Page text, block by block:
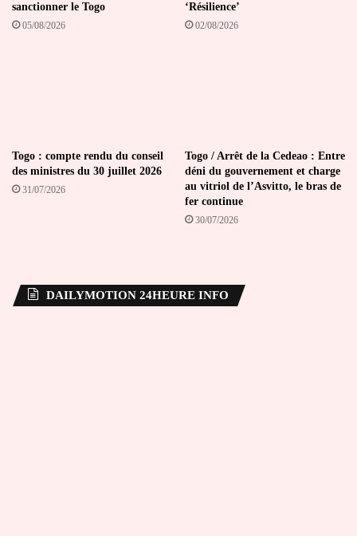
sanctionner le Togo
05/08/2026
‘Résilience’
02/08/2026
Togo : compte rendu du conseil
des ministres du 30 juillet 2026
31/07/2026
Togo / Arrêt de la Cedeao : Entre
déni du gouvernement et charge
au vitriol de l’Asvitto, le bras de
fer continue
30/07/2026
DAILYMOTION 24HEURE INFO